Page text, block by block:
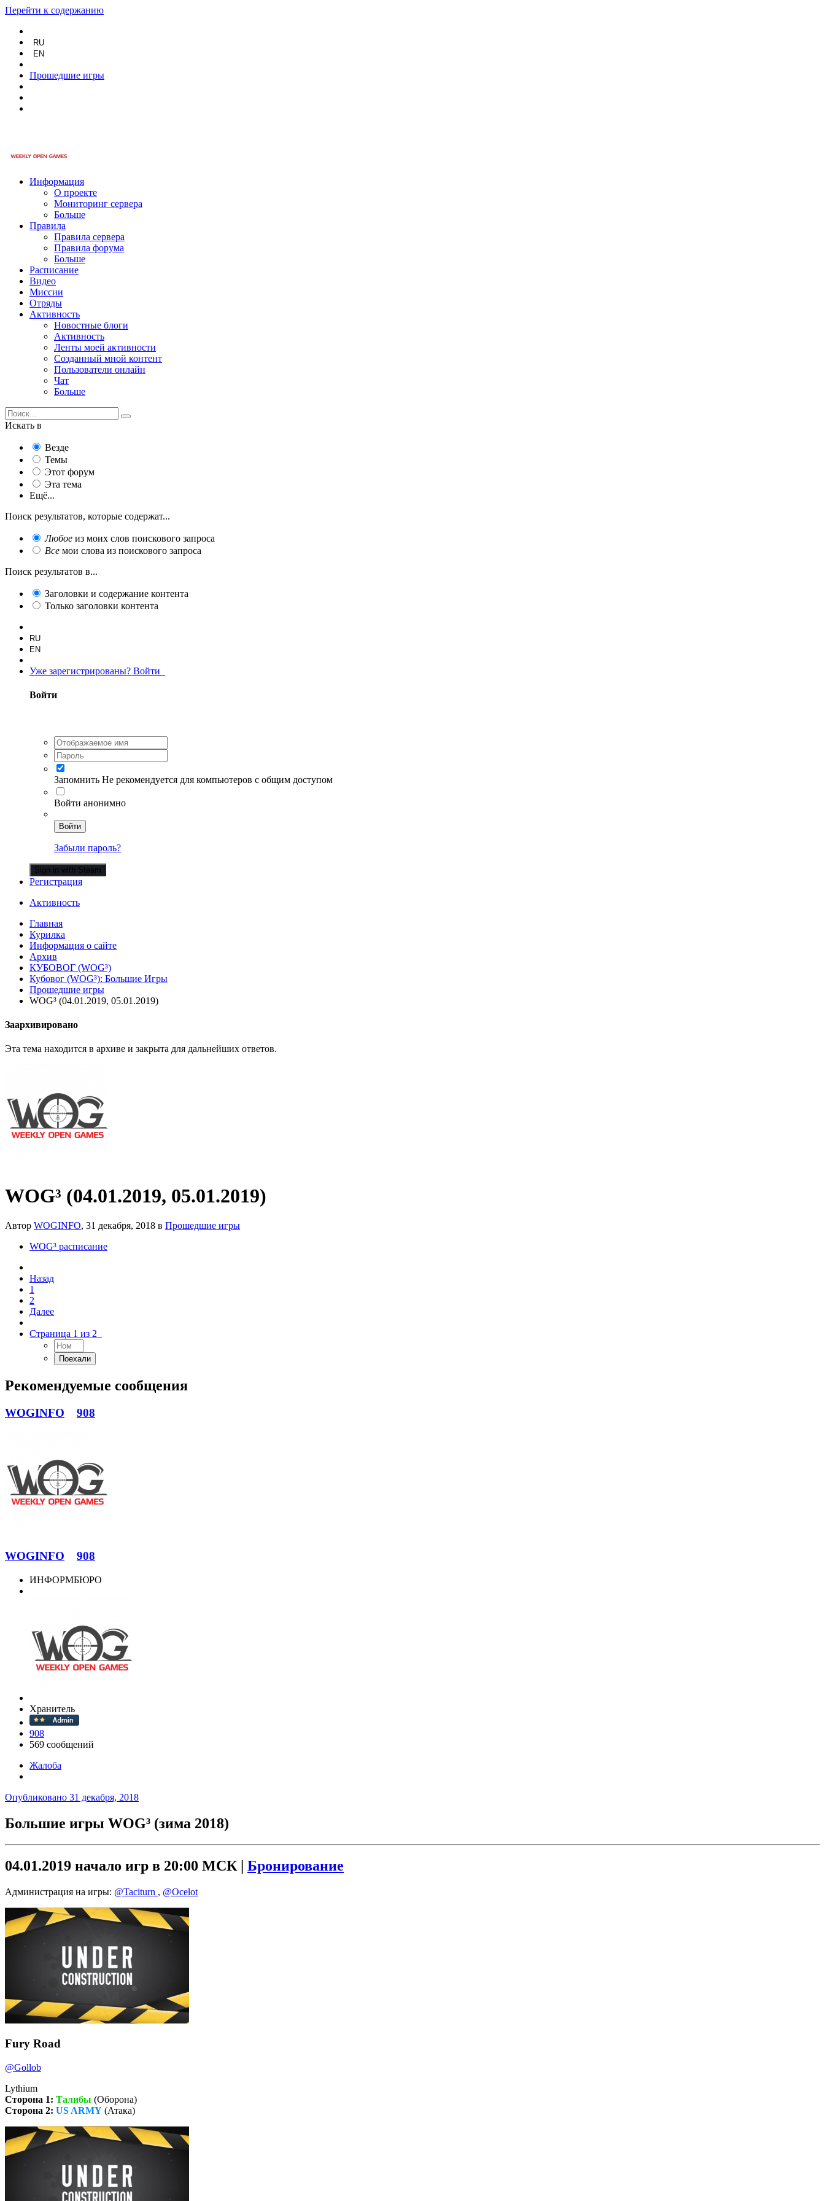
Перейти к содержанию
RU
EN
Прошедшие игры
Информация
О проекте
Мониторинг сервера
Больше
Правила
Правила сервера
Правила форума
Больше
Расписание
Видео
Миссии
Отряды
Активность
Новостные блоги
Активность
Ленты моей активности
Созданный мной контент
Пользователи онлайн
Чат
Больше
Искать в
Везде
Темы
Этот форум
Эта тема
Ещё...
Поиск результатов, которые содержат...
Любое из моих слов поискового запроса
Все мои слова из поискового запроса
Поиск результатов в...
Заголовки и содержание контента
Только заголовки контента
RU
EN
Уже зарегистрированы? Войти
Войти
Запомнить Не рекомендуется для компьютеров с общим доступом
Войти анонимно
Войти
Забыли пароль?
Sign in with Steam
Регистрация
Активность
Главная
Курилка
Информация о сайте
Архив
КУБОВОГ (WOG³)
Кубовог (WOG³): Большие Игры
Прошедшие игры
WOG³ (04.01.2019, 05.01.2019)
Заархивировано
Эта тема находится в архиве и закрыта для дальнейших ответов.
WOG³ (04.01.2019, 05.01.2019)
Автор WOGINFO, 31 декабря, 2018 в Прошедшие игры
WOG³ расписание
Назад
1
2
Далее
Страница 1 из 2
Рекомендуемые сообщения
WOGINFO 908
WOGINFO 908
ИНФОРМБЮРО
Хранитель
908
569 сообщений
Жалоба
Опубликовано 31 декабря, 2018
Большие игры WOG³ (зима 2018)
04.01.2019 начало игр в 20:00 МСК | Бронирование
Администрация на игры: @Taciturn , @Ocelot
Fury Road
@Gollob
Lythium
Сторона 1: Талибы (Оборона)
Сторона 2: US ARMY (Атака)